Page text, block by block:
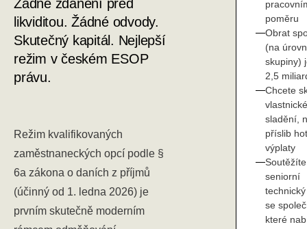
Žádné zdanění před
likviditou. Žádné odvody.
Skutečný kapitál. Nejlepší
režim v českém ESOP
právu.
Režim kvalifikovaných
zaměstnaneckých opcí podle §
6a zákona o daních z příjmů
(účinný od 1. ledna 2026) je
prvním skutečně moderním
poměru
Obrat
(na
skupiny)
2,5
Chcete
vlastnické
sladění,
příslib
výplaty
seniorní
se
které